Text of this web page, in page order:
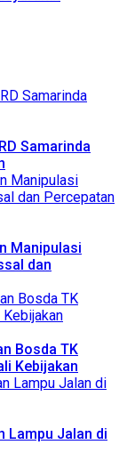
Samarinda
Manipulasi
dan
Bosda TK
Kebijakan
Lampu Jalan di